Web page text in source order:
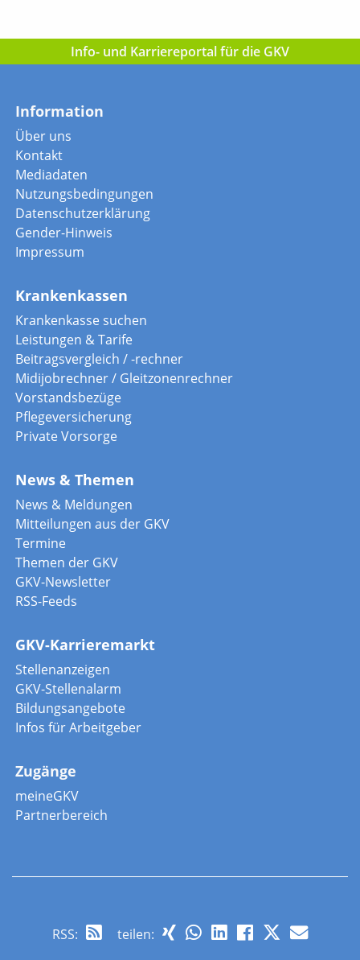
Info- und Karriereportal für die GKV
Information
Über uns
Kontakt
Mediadaten
Nutzungsbedingungen
Datenschutzerklärung
Gender-Hinweis
Impressum
Krankenkassen
Krankenkasse suchen
Leistungen & Tarife
Beitragsvergleich / -rechner
Midijobrechner / Gleitzonenrechner
Vorstandsbezüge
Pflegeversicherung
Private Vorsorge
News & Themen
News & Meldungen
Mitteilungen aus der GKV
Termine
Themen der GKV
GKV-Newsletter
RSS-Feeds
GKV-Karrieremarkt
Stellenanzeigen
GKV-Stellenalarm
Bildungsangebote
Infos für Arbeitgeber
Zugänge
meineGKV
Partnerbereich
RSS: teilen: